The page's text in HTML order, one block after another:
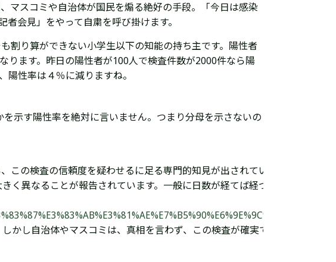
マスコミや自治体が国民を煽る絶好の手段。「今日は感染
会見」をやって自粛を呼び掛けます。
り算ができない小学生以下の知能の持ち主です。
陽性者
ります。昨日の陽性者が100人で検査件数が2000件なら陽
性率は４％に減りますね。
示す陽性率を絶対に言いません。つまり分母を示さないの
この検査の信頼度を疑わせるに足る専門的知見が出されてい
く異なることが報告されています。一般に日数が経てば経つ
かし自治体やマスコミは、真相を言わず、この検査が確実で